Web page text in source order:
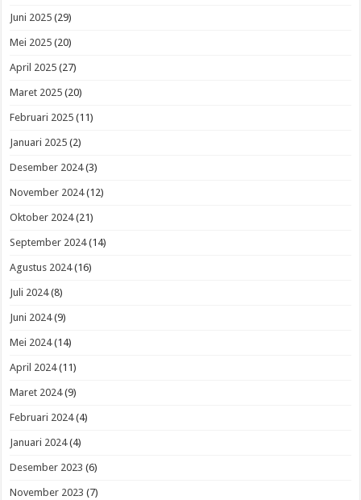
Juni 2025 (29)
Mei 2025 (20)
April 2025 (27)
Maret 2025 (20)
Februari 2025 (11)
Januari 2025 (2)
Desember 2024(3)
November 2024(12)
Oktober 2024(21)
September 2024(14)
Agustus 2024(16)
Juli 2024(8)
Juni 2024(9)
Mei 2024(14)
April 2024(11)
Maret 2024(9)
Februari 2024(4)
Januari 2024(4)
Desember 2023 (6)
November 2023 (7)